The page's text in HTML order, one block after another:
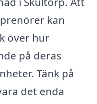
kan
över hur
på deras
Tänk på
det enda